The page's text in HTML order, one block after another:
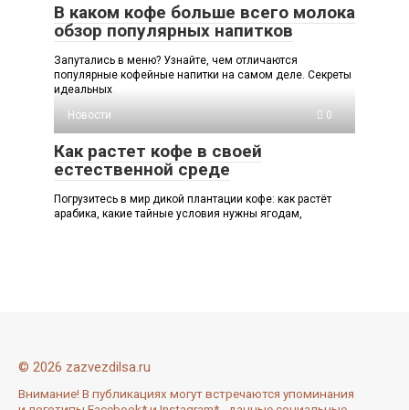
В каком кофе больше всего молока
обзор популярных напитков
Запутались в меню? Узнайте, чем отличаются
популярные кофейные напитки на самом деле. Секреты
идеальных
Новости
0
Как растет кофе в своей
естественной среде
Погрузитесь в мир дикой плантации кофе: как растёт
арабика, какие тайные условия нужны ягодам,
© 2026 zazvezdilsa.ru
Внимание! В публикациях могут встречаются упоминания